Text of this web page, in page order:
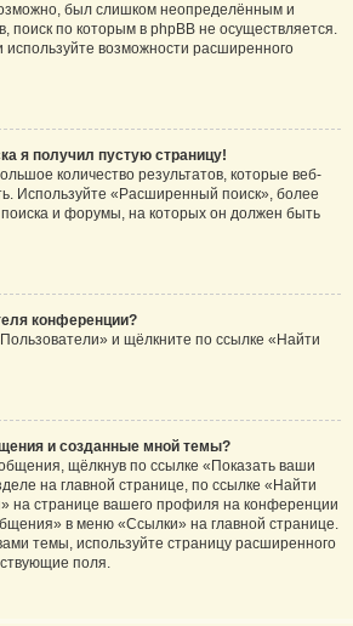
был слишком неопределённым и
поиск по которым в phpBB не осуществляется.
используйте возможности расширенного
я получил пустую страницу!
количество результатов, которые веб-
Используйте «Расширенный поиск», более
поиска и форумы, на которых он должен быть
конференции?
и щёлкните по ссылке «Найти
и созданные мной темы?
щёлкнув по ссылке «Показать ваши
на главной странице, по ссылке «Найти
на странице вашего профиля на конференции
в меню «Ссылки» на главной странице.
темы, используйте страницу расширенного
поля.